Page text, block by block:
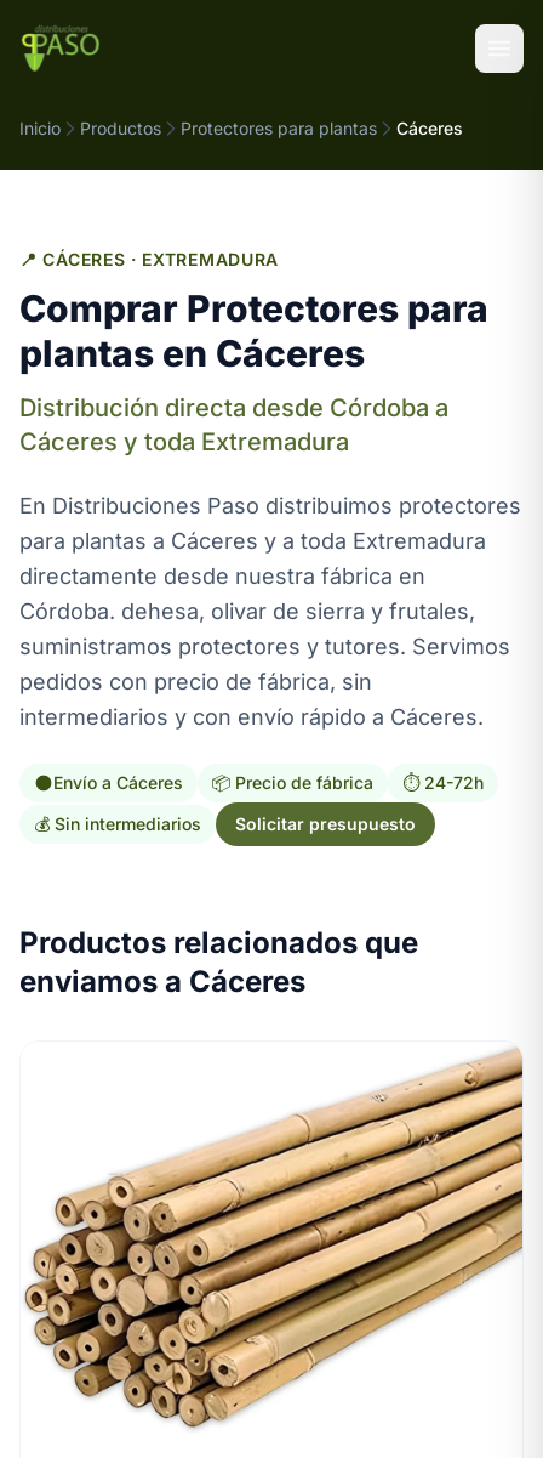
Inicio Productos Protectores para plantas Cáceres
📍 CÁCERES · EXTREMADURA
Comprar Protectores para
plantas en Cáceres
Distribución directa desde Córdoba a
Cáceres y toda Extremadura
En Distribuciones Paso distribuimos protectores
para plantas a Cáceres y a toda Extremadura
directamente desde nuestra fábrica en
Córdoba. dehesa, olivar de sierra y frutales,
suministramos protectores y tutores. Servimos
pedidos con precio de fábrica, sin
intermediarios y con envío rápido a Cáceres.
Envío a Cáceres 📦 Precio de fábrica
⏱️ 24-72h
💰 Sin intermediarios
Solicitar presupuesto
Productos relacionados que
enviamos a Cáceres